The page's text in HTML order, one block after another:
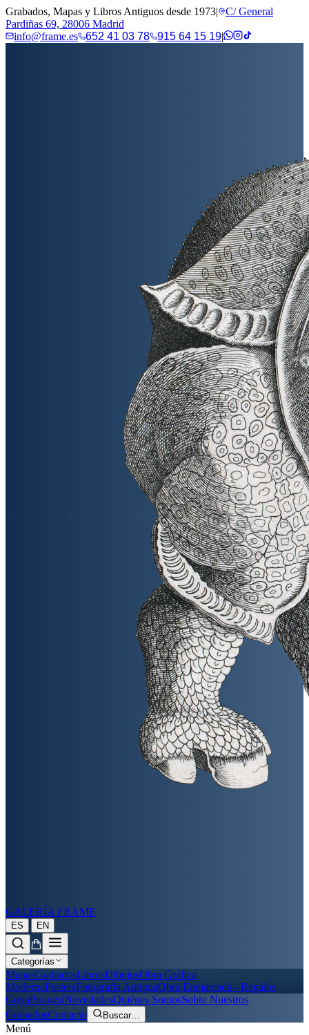
Grabados, Mapas y Libros Antiguos desde 1973|
C/ General
Pardiñas 69, 28006 Madrid
info@frame.es
652 41 03 78 915 64 15 19|
GALERÍA FRAME
ES | EN
Categorías
MapasGrabadosLibrosDibujosObra Gráfica
ModernaPostersFotografía AntiguaObra Enmarcada - Regalos
GoyaPiranesiNovedadesQuiénes SomosSobre Nuestros
GrabadosContacto Buscar…
Menú